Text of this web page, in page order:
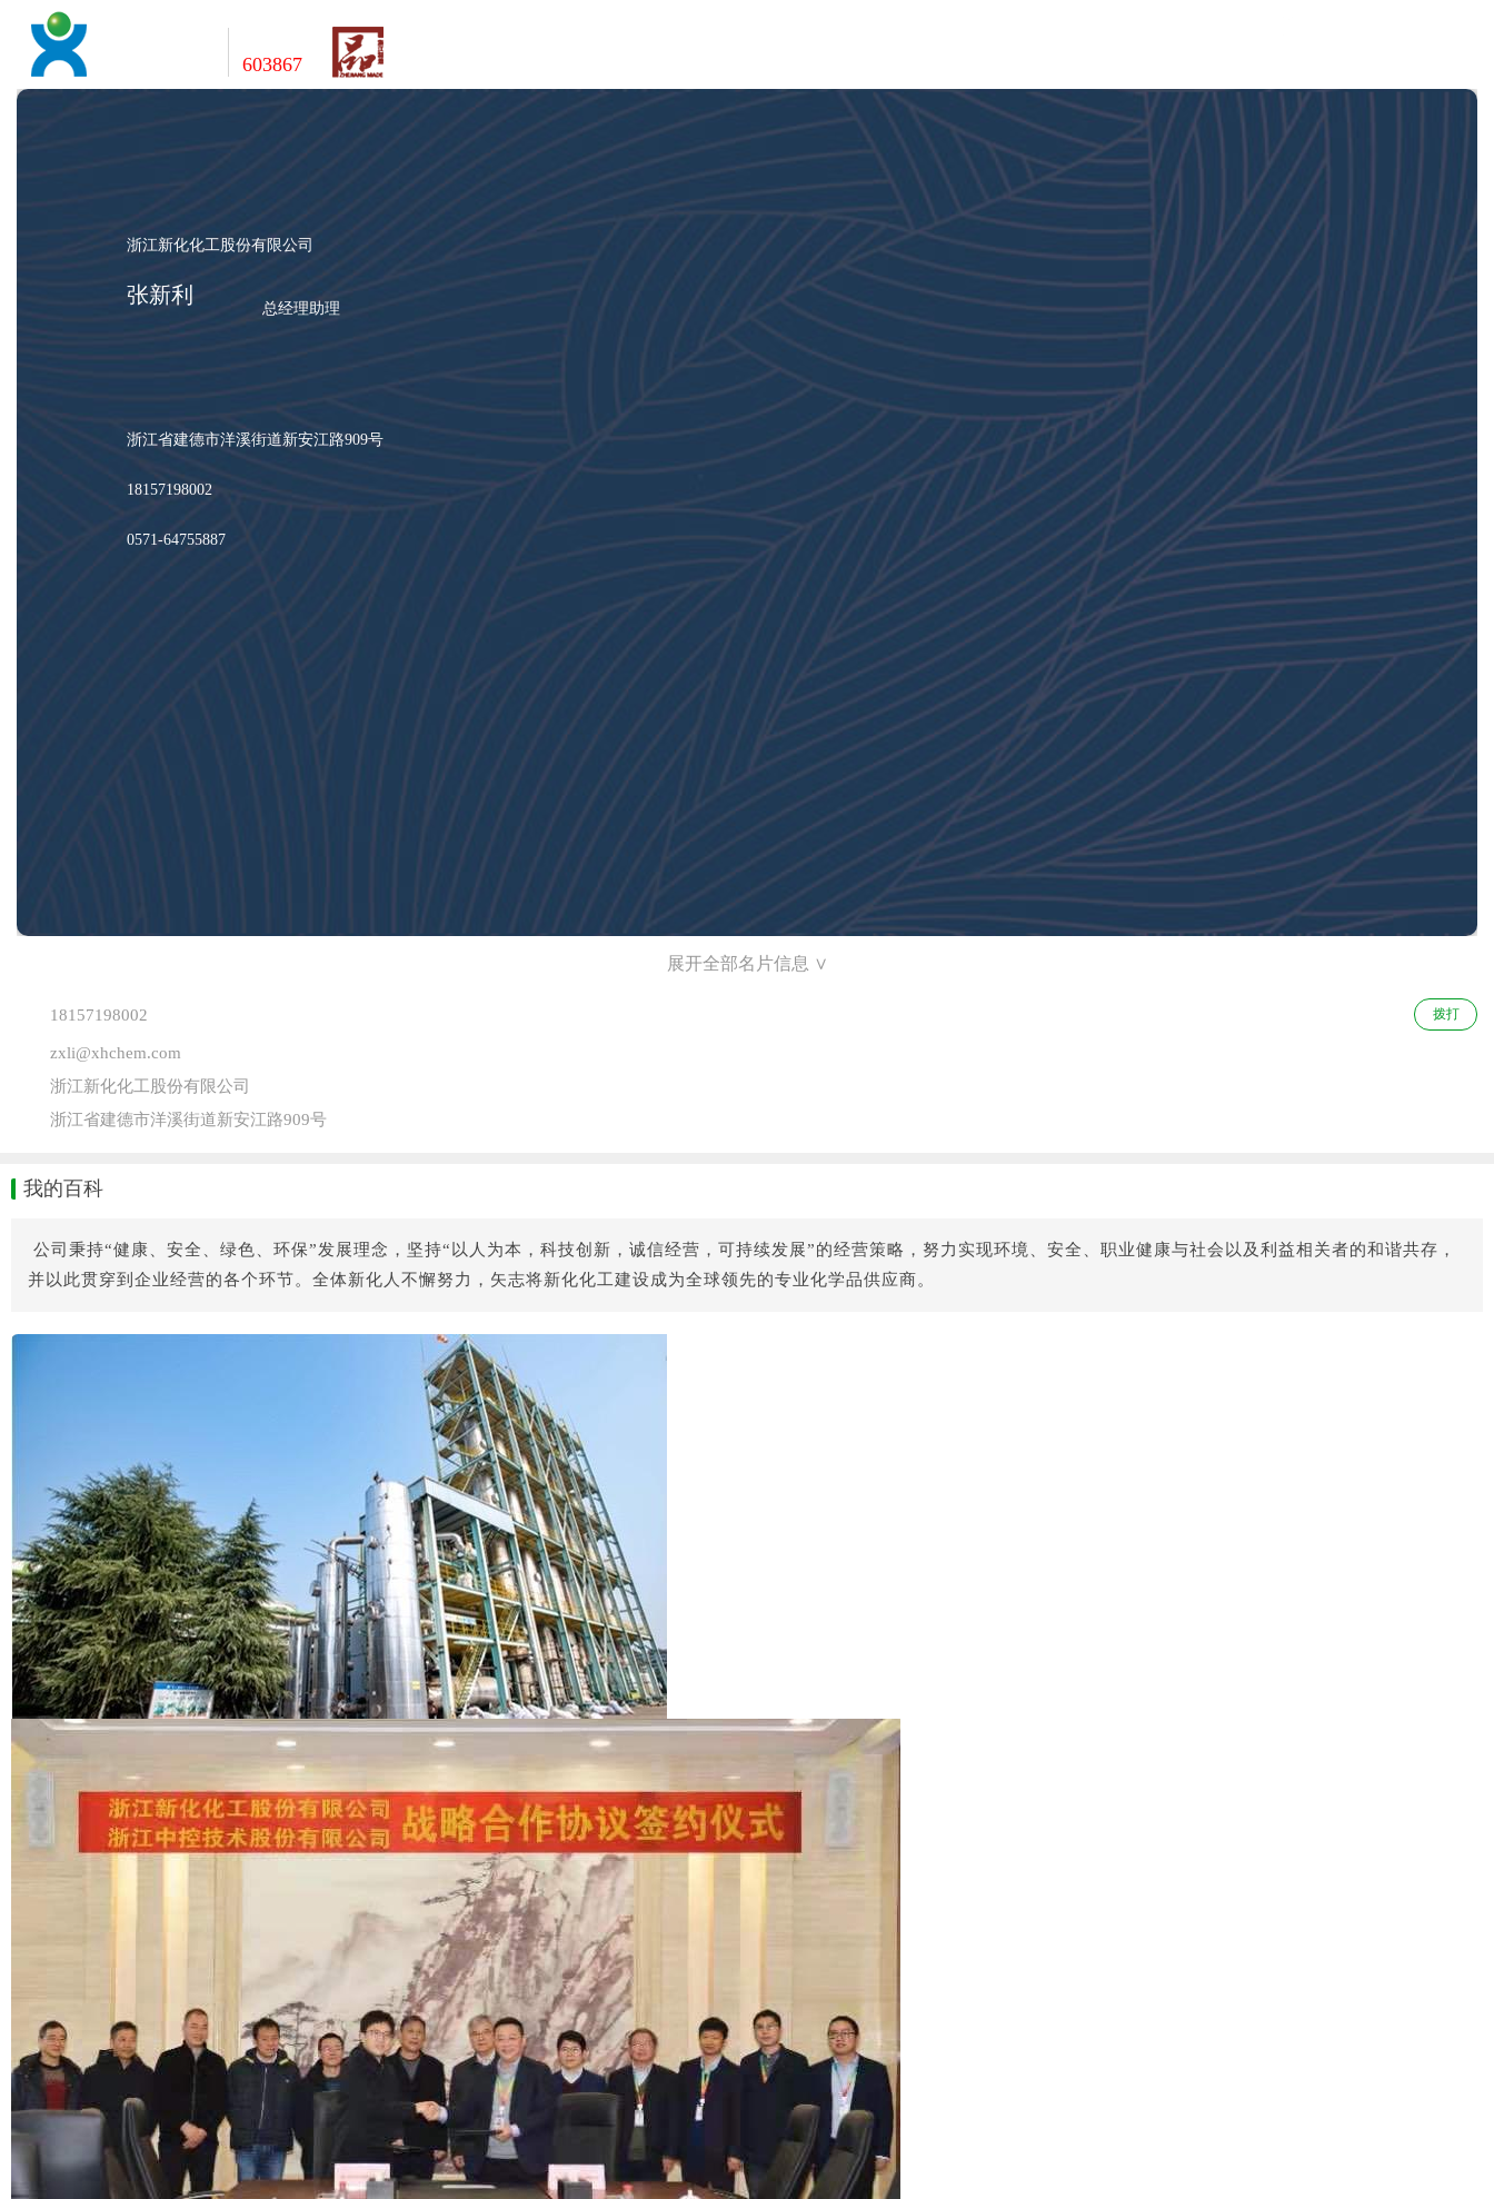
603867
浙江新化化工股份有限公司
张新利
总经理助理
浙江省建德市洋溪街道新安江路909号
18157198002
0571-64755887
展开全部名片信息 ∨
18157198002 拨打
zxli@xhchem.com
浙江新化化工股份有限公司
浙江省建德市洋溪街道新安江路909号
我的百科
公司秉持“健康、安全、绿色、环保”发展理念，坚持“以人为本，科技创新，诚信经营，可持续发展”的经营策略，努力实现环境、安全、职业健康与社会以及利益相关者的和谐共存，
并以此贯穿到企业经营的各个环节。全体新化人不懈努力，矢志将新化化工建设成为全球领先的专业化学品供应商。